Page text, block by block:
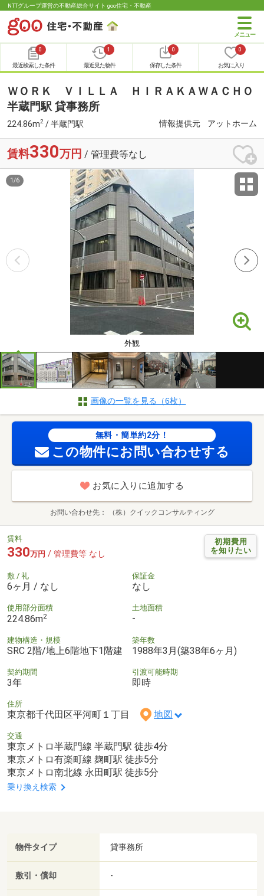
NTTグループ運営の不動産総合サイト goo住宅・不動産
0
最近検索した条件
1
最近見た物件
0
保存した条件
0
お気に入り
ＷＯＲＫ ＶＩＬＬＡ ＨＩＲＡＫＡＷＡＣＨＯ
半蔵門駅 貸事務所
224.86m2 / 半蔵門駅 情報提供元 アットホーム
賃料330万円 / 管理費等なし
外観
1 /6
画像の一覧を見る（6枚）
無料・簡単約2分！
この物件にお問い合わせする
お気に入りに追加する
お問い合わせ先 （株）クイックコンサルティング
初期費用
を知りたい
賃料
330万円 / 管理費等 なし
敷 / 礼
6ヶ月 / なし
保証金
なし
使用部分面積
224.86m2
土地面積
-
建物構造・規模
SRC 2階/地上6階地下1階建
築年数
1988年3月(築38年6ヶ月)
契約期間
3年
引渡可能時期
即時
住所
東京都千代田区平河町１丁目 地図
交通
東京メトロ半蔵門線 半蔵門駅 徒歩4分
東京メトロ有楽町線 麹町駅 徒歩5分
東京メトロ南北線 永田町駅 徒歩5分
乗り換え検索
物件タイプ 貸事務所
敷引・償却 -